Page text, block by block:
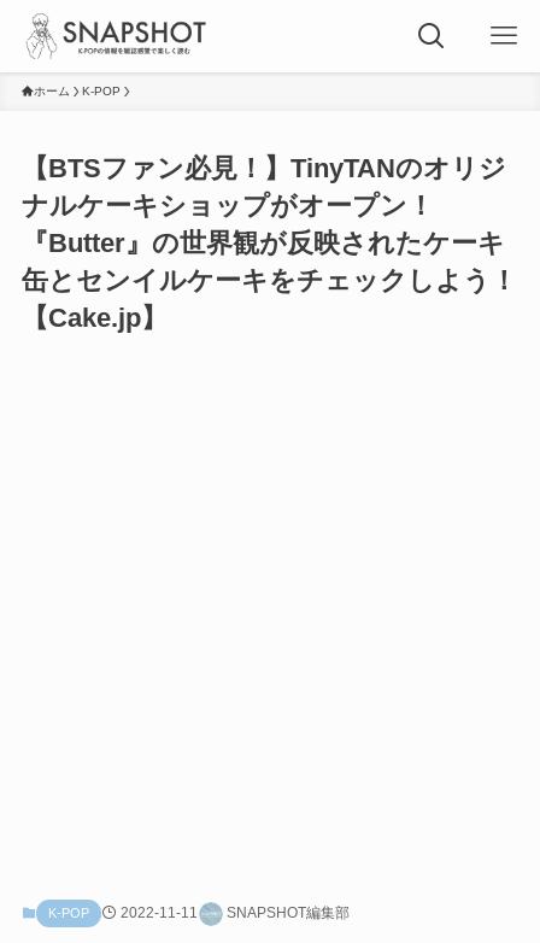
ホーム K-POP
【BTSファン必見！】TinyTANのオリジ
ナルケーキショップがオープン！
『Butter』の世界観が反映されたケーキ
缶とセンイルケーキをチェックしよう！
【Cake.jp】
K-POP 2022-11-11 SNAPSHOT編集部